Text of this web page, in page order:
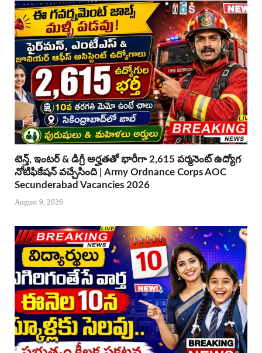
టెన్త్, ఇంటర్ & డిగ్రీ అర్హతతో భారీగా 2,615 పర్మనెంట్ ఉద్యోగ
నోటిఫికేషన్ వచ్చేసింది | Army Ordnance Corps AOC
Secunderabad Vacancies 2026
August 9, 2026